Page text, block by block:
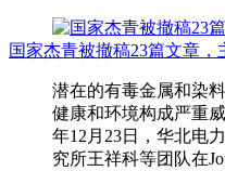
国家杰青被撤稿23篇文章
潜在的有毒金属和染
健康和环境构成严重
年12月23日，华北电
究所王祥科等团队在